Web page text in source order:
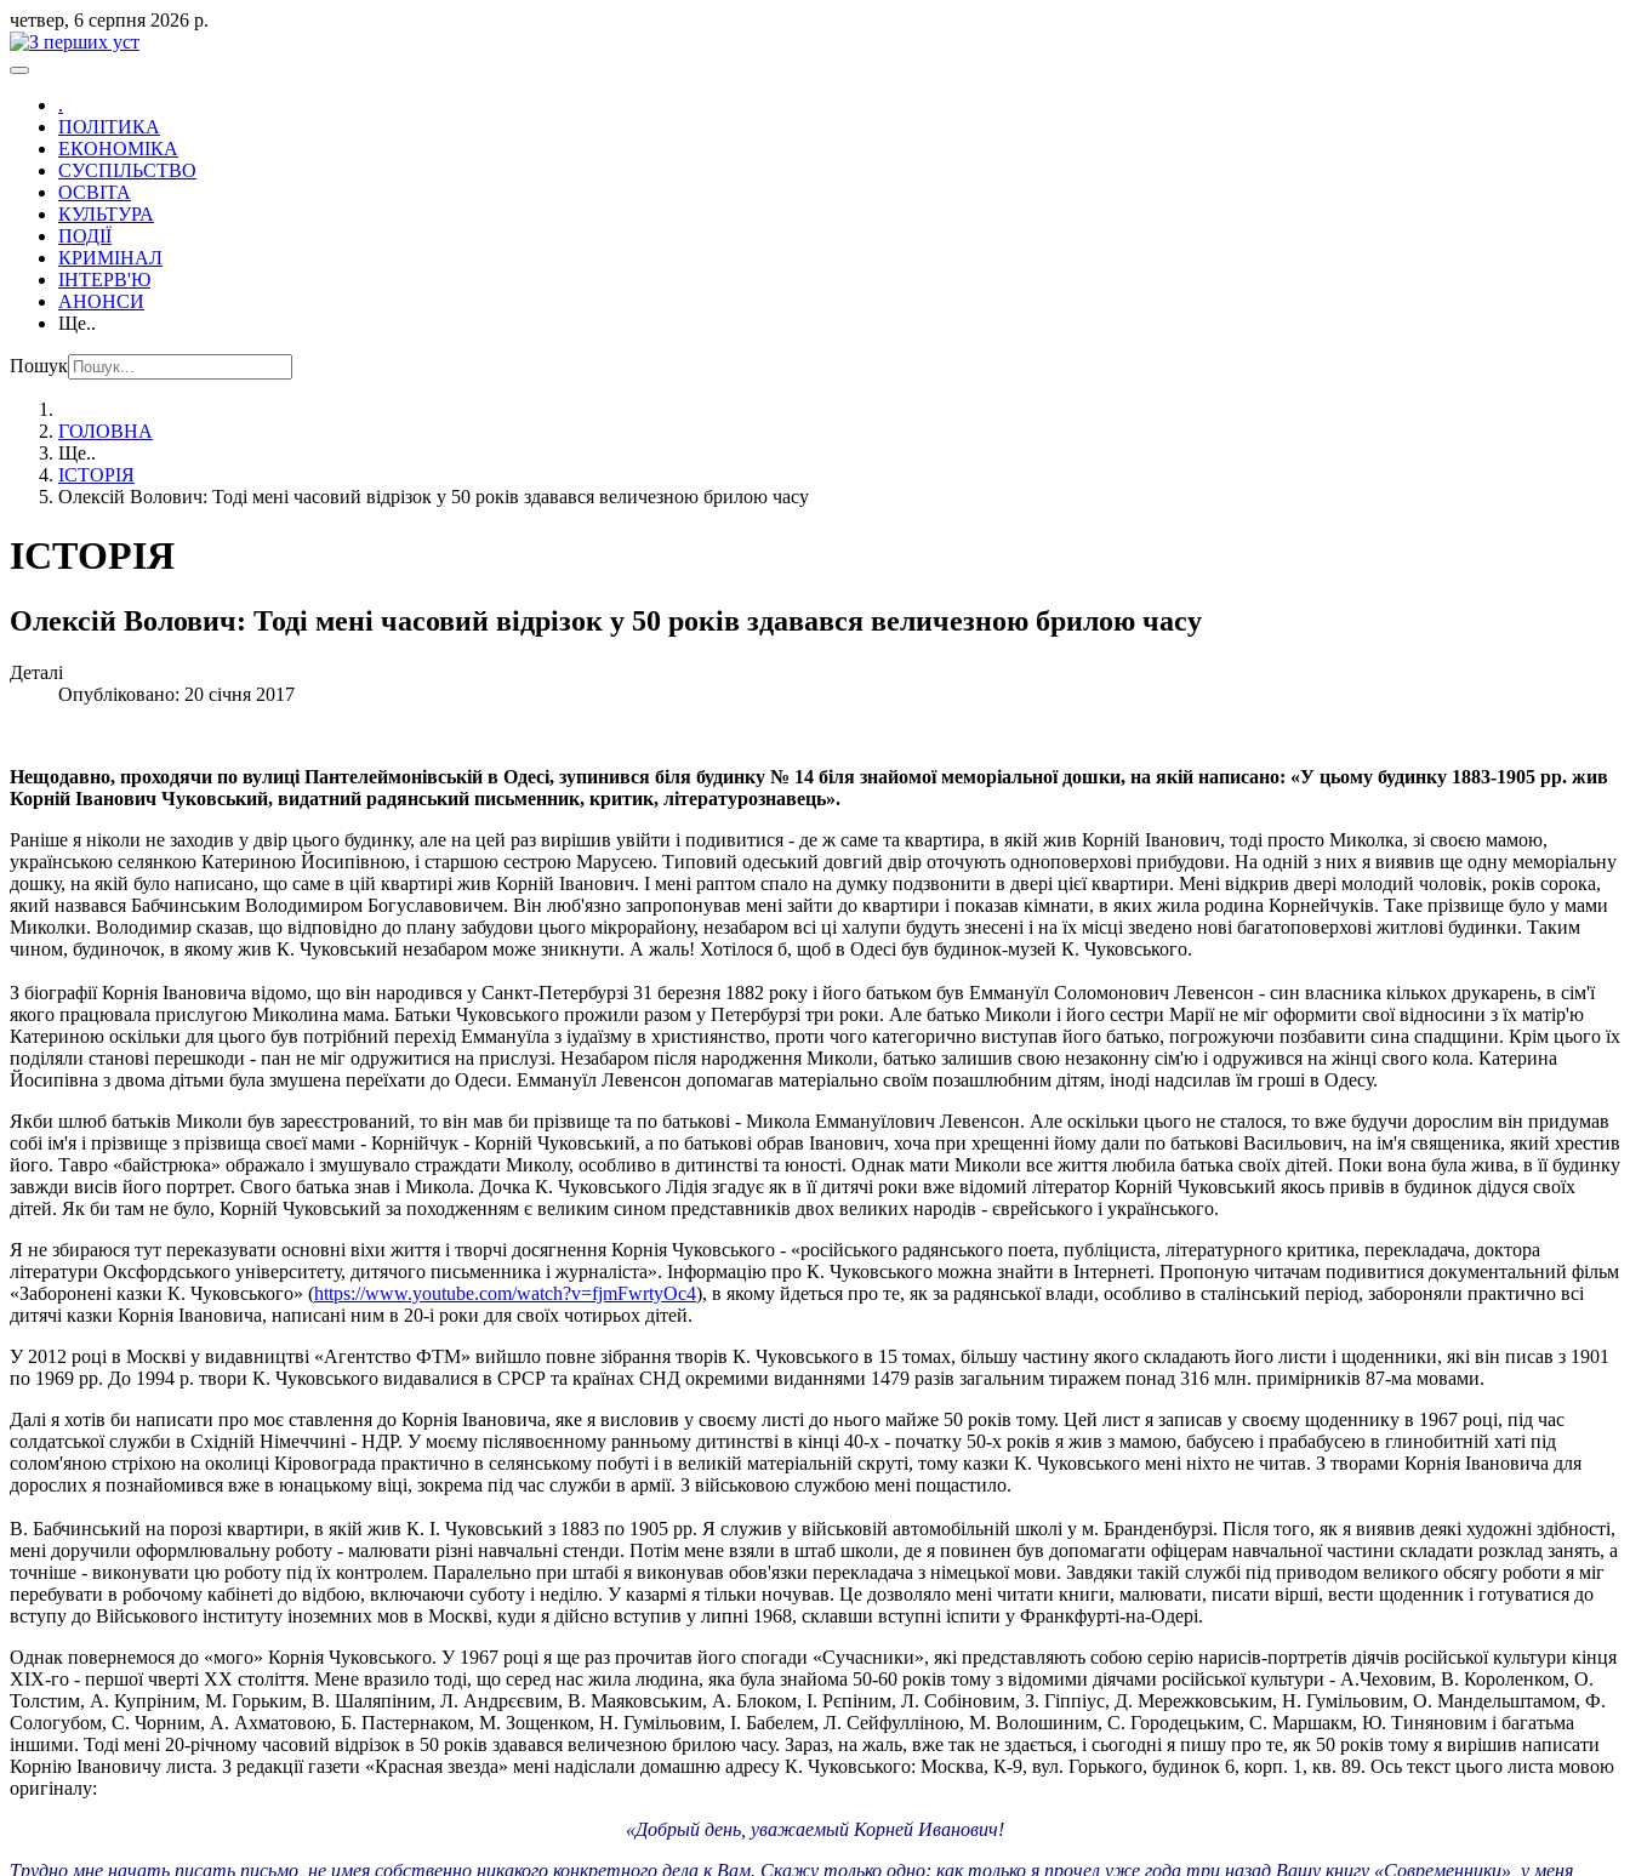
четвер, 6 серпня 2026 р.
.
ПОЛІТИКА
ЕКОНОМІКА
СУСПІЛЬСТВО
ОСВІТА
КУЛЬТУРА
ПОДІЇ
КРИМІНАЛ
ІНТЕРВ'Ю
АНОНСИ
Ще..
Пошук
ГОЛОВНА
Ще..
ІСТОРІЯ
Олексій Волович: Тоді мені часовий відрізок у 50 років здавався величезною брилою часу
ІСТОРІЯ
Олексій Волович: Тоді мені часовий відрізок у 50 років здавався величезною брилою часу
Деталі
Опубліковано: 20 січня 2017
Нещодавно, проходячи по вулиці Пантелеймонівській в Одесі, зупинився біля будинку № 14 біля знайомої меморіальної дошки, на якій написано: «У цьому будинку 1883-1905 рр. жив
Корній Іванович Чуковський, видатний радянський письменник, критик, літературознавець».
Раніше я ніколи не заходив у двір цього будинку, але на цей раз вирішив увійти і подивитися - де ж саме та квартира, в якій жив Корній Іванович, тоді просто Миколка, зі своєю мамою,
українською селянкою Катериною Йосипівною, і старшою сестрою Марусею. Типовий одеський довгий двір оточують одноповерхові прибудови. На одній з них я виявив ще одну меморіальну
дошку, на якій було написано, що саме в цій квартирі жив Корній Іванович. І мені раптом спало на думку подзвонити в двері цієї квартири. Мені відкрив двері молодий чоловік, років сорока,
який назвався Бабчинським Володимиром Богуславовичем. Він люб'язно запропонував мені зайти до квартири і показав кімнати, в яких жила родина Корнейчуків. Таке прізвище було у мами
Миколки. Володимир сказав, що відповідно до плану забудови цього мікрорайону, незабаром всі ці халупи будуть знесені і на їх місці зведено нові багатоповерхові житлові будинки. Таким
чином, будиночок, в якому жив К. Чуковський незабаром може зникнути. А жаль! Хотілося б, щоб в Одесі був будинок-музей К. Чуковського.
З біографії Корнія Івановича відомо, що він народився у Санкт-Петербурзі 31 березня 1882 року і його батьком був Еммануїл Соломонович Левенсон - син власника кількох друкарень, в сім'ї
якого працювала прислугою Миколина мама. Батьки Чуковського прожили разом у Петербурзі три роки. Але батько Миколи і його сестри Марії не міг оформити свої відносини з їх матір'ю
Катериною оскільки для цього був потрібний перехід Еммануїла з іудаїзму в християнство, проти чого категорично виступав його батько, погрожуючи позбавити сина спадщини. Крім цього їх
поділяли станові перешкоди - пан не міг одружитися на прислузі. Незабаром після народження Миколи, батько залишив свою незаконну сім'ю і одружився на жінці свого кола. Катерина
Йосипівна з двома дітьми була змушена переїхати до Одеси. Еммануїл Левенсон допомагав матеріально своїм позашлюбним дітям, іноді надсилав їм гроші в Одесу.
Якби шлюб батьків Миколи був зареєстрований, то він мав би прізвище та по батькові - Микола Еммануїлович Левенсон. Але оскільки цього не сталося, то вже будучи дорослим він придумав
собі ім'я і прізвище з прізвища своєї мами - Корнійчук - Корній Чуковський, а по батькові обрав Іванович, хоча при хрещенні йому дали по батькові Васильович, на ім'я священика, який хрестив
його. Тавро «байстрюка» ображало і змушувало страждати Миколу, особливо в дитинстві та юності. Однак мати Миколи все життя любила батька своїх дітей. Поки вона була жива, в її будинку
завжди висів його портрет. Свого батька знав і Микола. Дочка К. Чуковського Лідія згадує як в її дитячі роки вже відомий літератор Корній Чуковський якось привів в будинок дідуся своїх
дітей. Як би там не було, Корній Чуковський за походженням є великим сином представників двох великих народів - єврейського і українського.
Я не збираюся тут переказувати основні віхи життя і творчі досягнення Корнія Чуковського - «російського радянського поета, публіциста, літературного критика, перекладача, доктора
літератури Оксфордського університету, дитячого письменника і журналіста». Інформацію про К. Чуковського можна знайти в Інтернеті. Пропоную читачам подивитися документальний фільм
«Заборонені казки К. Чуковського» (https://www.youtube.com/watch?v=fjmFwrtyOc4), в якому йдеться про те, як за радянської влади, особливо в сталінський період, забороняли практично всі
дитячі казки Корнія Івановича, написані ним в 20-і роки для своїх чотирьох дітей.
У 2012 році в Москві у видавництві «Агентство ФТМ» вийшло повне зібрання творів К. Чуковського в 15 томах, більшу частину якого складають його листи і щоденники, які він писав з 1901
по 1969 рр. До 1994 р. твори К. Чуковського видавалися в СРСР та країнах СНД окремими виданнями 1479 разів загальним тиражем понад 316 млн. примірників 87-ма мовами.
Далі я хотів би написати про моє ставлення до Корнія Івановича, яке я висловив у своєму листі до нього майже 50 років тому. Цей лист я записав у своєму щоденнику в 1967 році, під час
солдатської служби в Східній Німеччині - НДР. У моєму післявоєнному ранньому дитинстві в кінці 40-х - початку 50-х років я жив з мамою, бабусею і прабабусею в глинобитній хаті під
солом'яною стріхою на околиці Кіровограда практично в селянському побуті і в великій матеріальній скруті, тому казки К. Чуковського мені ніхто не читав. З творами Корнія Івановича для
дорослих я познайомився вже в юнацькому віці, зокрема під час служби в армії. З військовою службою мені пощастило.
В. Бабчинський на порозі квартири, в якій жив К. І. Чуковський з 1883 по 1905 рр. Я служив у військовій автомобільній школі у м. Бранденбурзі. Після того, як я виявив деякі художні здібності,
мені доручили оформлювальну роботу - малювати різні навчальні стенди. Потім мене взяли в штаб школи, де я повинен був допомагати офіцерам навчальної частини складати розклад занять, а
точніше - виконувати цю роботу під їх контролем. Паралельно при штабі я виконував обов'язки перекладача з німецької мови. Завдяки такій службі під приводом великого обсягу роботи я міг
перебувати в робочому кабінеті до відбою, включаючи суботу і неділю. У казармі я тільки ночував. Це дозволяло мені читати книги, малювати, писати вірші, вести щоденник і готуватися до
вступу до Військового інституту іноземних мов в Москві, куди я дійсно вступив у липні 1968, склавши вступні іспити у Франкфурті-на-Одері.
Однак повернемося до «мого» Корнія Чуковського. У 1967 році я ще раз прочитав його спогади «Сучасники», які представляють собою серію нарисів-портретів діячів російської культури кінця
XIX-го - першої чверті XX століття. Мене вразило тоді, що серед нас жила людина, яка була знайома 50-60 років тому з відомими діячами російської культури - А.Чеховим, В. Короленком, О.
Толстим, А. Купріним, М. Горьким, В. Шаляпіним, Л. Андрєєвим, В. Маяковським, А. Блоком, І. Рєпіним, Л. Собіновим, З. Гіппіус, Д. Мережковським, Н. Гумільовим, О. Мандельштамом, Ф.
Сологубом, С. Чорним, А. Ахматовою, Б. Пастернаком, М. Зощенком, Н. Гумільовим, І. Бабелем, Л. Сейфулліною, М. Волошиним, С. Городецьким, С. Маршакм, Ю. Тиняновим і багатьма
іншими. Тоді мені 20-річному часовий відрізок в 50 років здавався величезною брилою часу. Зараз, на жаль, вже так не здається, і сьогодні я пишу про те, як 50 років тому я вирішив написати
Корнію Івановичу листа. З редакції газети «Красная звезда» мені надіслали домашню адресу К. Чуковського: Москва, К-9, вул. Горького, будинок 6, корп. 1, кв. 89. Ось текст цього листа мовою
оригіналу:
«Добрый день, уважаемый Корней Иванович!
Трудно мне начать писать письмо, не имея собственно никакого конкретного дела к Вам. Скажу только одно: как только я прочел уже года три назад Вашу книгу «Современники», у меня